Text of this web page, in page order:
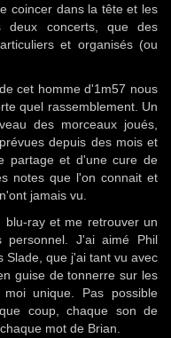
coincer dans la tête et les
deux concerts, que des
et organisés (ou
cet homme d'1m57 nous
quel rassemblement. Un
des morceaux joués,
depuis des mois et
partage et d'une cure de
notes que l'on connait et
jamais vu.
blu-ray et me retrouver un
J'ai aimé Phil
Slade, que j'ai tant vu avec
guise de tonnerre sur les
unique. Pas possible
coup, chaque son de
mot de Brian.